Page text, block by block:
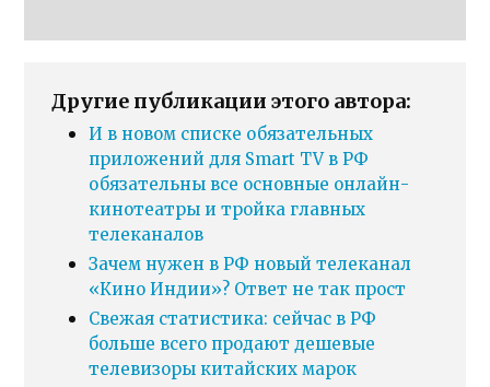
Другие публикации этого автора:
И в новом списке обязательных
приложений для Smart TV в РФ
обязательны все основные онлайн-
кинотеатры и тройка главных
телеканалов
Зачем нужен в РФ новый телеканал
«Кино Индии»? Ответ не так прост
Свежая статистика: сейчас в РФ
больше всего продают дешевые
телевизоры китайских марок